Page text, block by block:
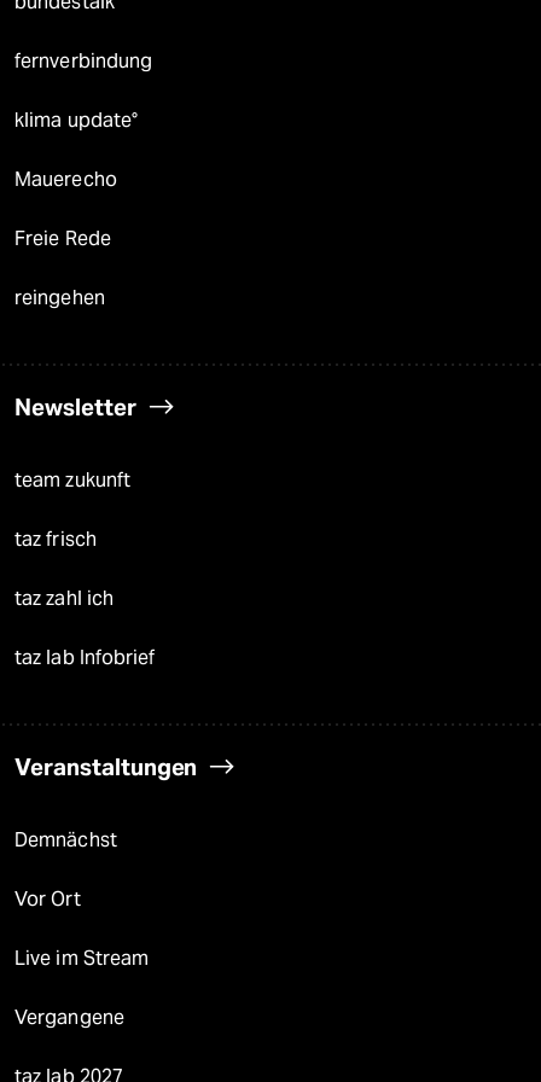
fernverbindung
klima update°
Mauerecho
Freie Rede
reingehen
Newsletter
team zukunft
taz frisch
taz zahl ich
taz lab Infobrief
Veranstaltungen
Demnächst
Vor Ort
Live im Stream
Vergangene
taz lab 2027